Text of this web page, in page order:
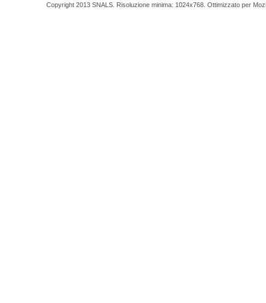
Copyright 2013 SNALS. Risoluzione minima: 1024x768. Ottimizzato per